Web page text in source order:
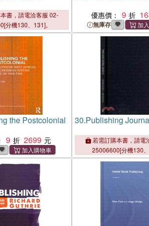
書，請電洽客服 02-
分機130、131]。
優惠價： 9
無庫存
the Postcolonial
9 2699
30.Publishing
若需訂購本書，請電
25006600[分機130、